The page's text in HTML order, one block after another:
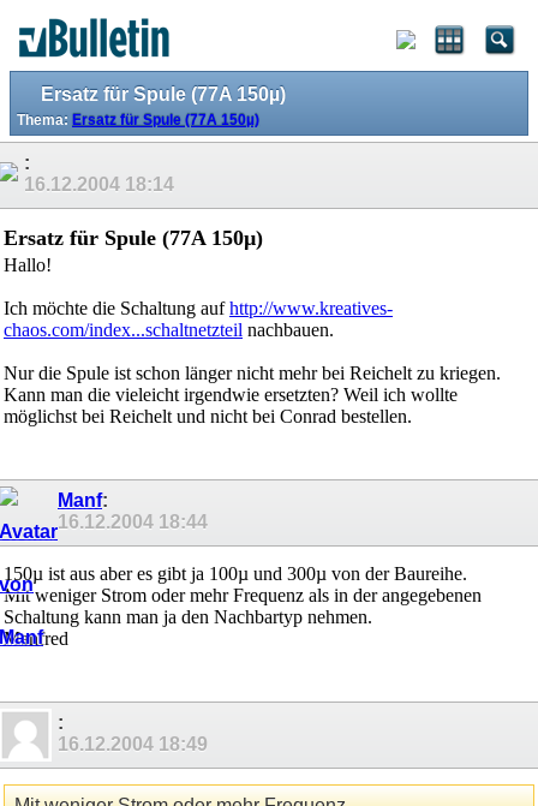
Ersatz für Spule (77A 150µ)
Thema: Ersatz für Spule (77A 150µ)
:
16.12.2004 18:14
Ersatz für Spule (77A 150µ)
Hallo!
Ich möchte die Schaltung aufhttp://www.kreatives-
chaos.com/index...schaltnetzteil nachbauen.
Nur die Spule ist schon länger nicht mehr bei Reichelt zu kriegen.
Kann man die vieleicht irgendwie ersetzten? Weil ich wollte
möglichst bei Reichelt und nicht bei Conrad bestellen.
Manf:
16.12.2004 18:44
150µ ist aus aber es gibt ja 100µ und 300µ von der Baureihe.
Mit weniger Strom oder mehr Frequenz als in der angegebenen
Schaltung kann man ja den Nachbartyp nehmen.
Manfred
:
16.12.2004 18:49